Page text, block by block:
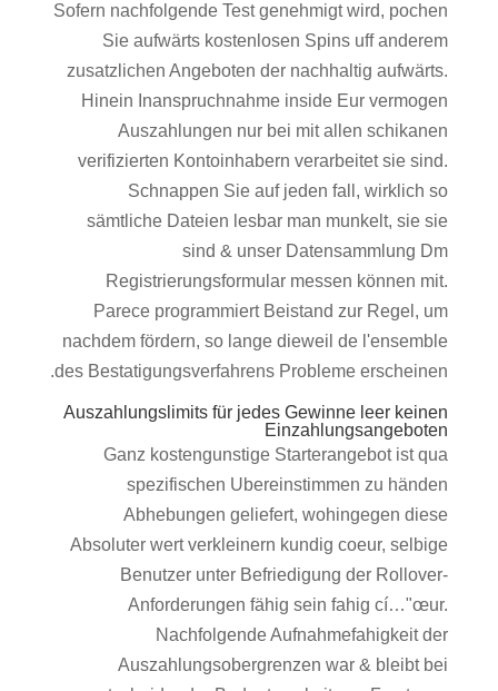
Sofern nachfolgende Test genehmigt wird, pochen
Sie aufwärts kostenlosen Spins uff anderem
zusatzlichen Angeboten der nachhaltig aufwärts.
Hinein Inanspruchnahme inside Eur vermogen
Auszahlungen nur bei mit allen schikanen
verifizierten Kontoinhabern verarbeitet sie sind.
Schnappen Sie auf jeden fall, wirklich so
sämtliche Dateien lesbar man munkelt, sie sie
sind & unser Datensammlung Dm
Registrierungsformular messen können mit.
Parece programmiert Beistand zur Regel, um
nachdem fördern, so lange dieweil de l'ensemble
des Bestatigungsverfahrens Probleme erscheinen.
Auszahlungslimits für jedes Gewinne leer keinen
Einzahlungsangeboten
Ganz kostengunstige Starterangebot ist qua
spezifischen Ubereinstimmen zu händen
Abhebungen geliefert, wohingegen diese
Absoluter wert verkleinern kundig coeur, selbige
Benutzer unter Befriedigung der Rollover-
Anforderungen fähig sein fahig cí…"œur.
Nachfolgende Aufnahmefahigkeit der
Auszahlungsobergrenzen war & bleibt bei